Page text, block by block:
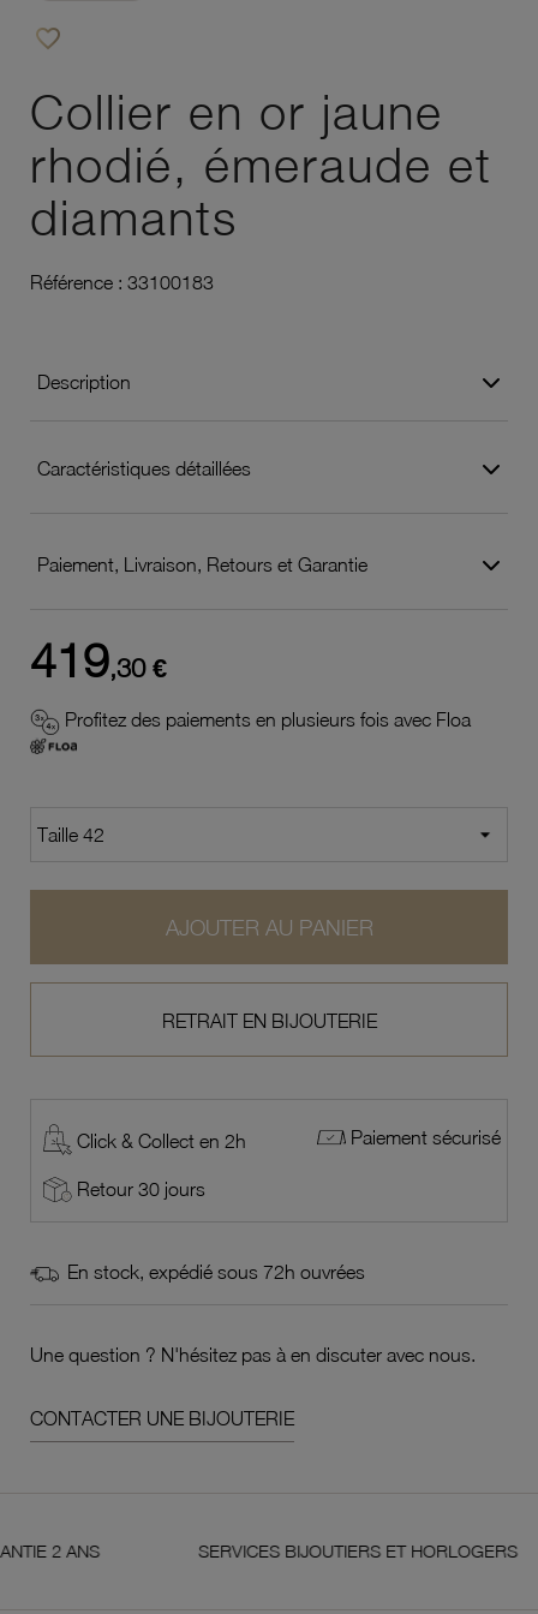
favorite_border
Collier en or jaune
rhodié, émeraude et
diamants
Référence : 33100183
Description
Caractéristiques détaillées
Paiement, Livraison, Retours et Garantie
419,30 €
Profitez des paiements en plusieurs fois avec Floa
AJOUTER AU PANIER
RETRAIT EN BIJOUTERIE
Click & Collect en 2h Paiement sécurisé
Retour 30 jours
En stock, expédié sous 72h ouvrées
Une question ? N'hésitez pas à en discuter avec nous.
CONTACTER UNE BIJOUTERIE
ANS SERVICES BIJOUTIERS ET HORLOGERS